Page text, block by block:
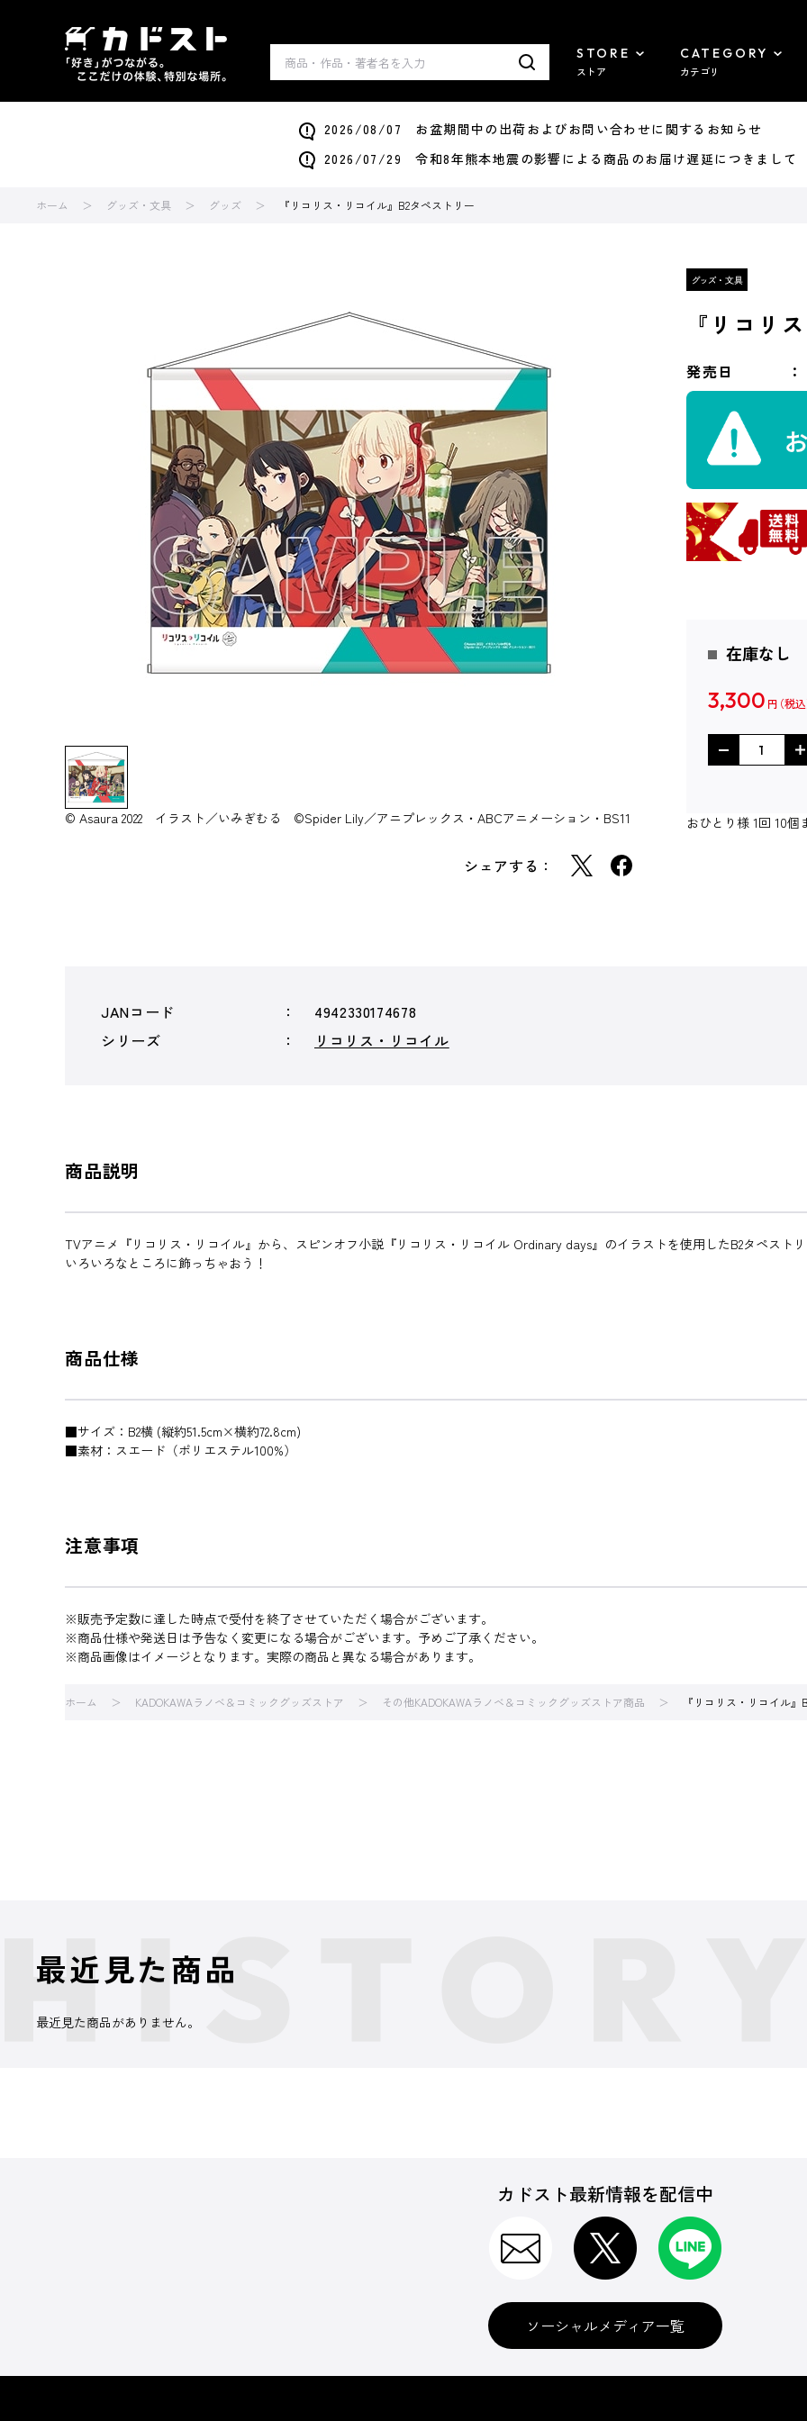
STORE
ストア
CATEGORY
カテゴリ
2026/08/07 お盆期間中の出荷およびお問い合わせに関するお知らせ
2026/07/29 令和8年熊本地震の影響による商品のお届け遅延につきまして
ホーム グッズ・文具 グッズ 『リコリス・リコイル』B2タペストリー
© Asaura 2022 イラスト／いみぎむる ©Spider Lily／アニプレックス・ABCアニメーション・BS11
シェアする：
『リコリ
発売日
在庫なし
3,300 円
おひとり様 1回 10個
JANコード
4942330174678
シリーズ
リコリス・リコイル
商品説明
TVアニメ『リコリス・リコイル』から、スピンオフ小説『リコリス・リコイル Ordinary days』のイラストを使用したB2タペストリ
いろいろなところに飾っちゃおう！
商品仕様
■サイズ：B2横 (縦約51.5cm×横約72.8cm)
​■素材：スエード（ポリエステル100%）
注意事項
※販売予定数に達した時点で受付を終了させていただく場合がございます。
※商品仕様や発送日は予告なく変更になる場合がございます。予めご了承ください。
※商品画像はイメージとなります。実際の商品と異なる場合があります。
ホーム KADOKAWAラノベ＆コミックグッズストア その他KADOKAWAラノベ＆コミックグッズストア商品 『リコリス・リコイル』
最近見た商品
最近見た商品がありません。
カドスト最新情報を配信中
ソーシャルメディア一覧